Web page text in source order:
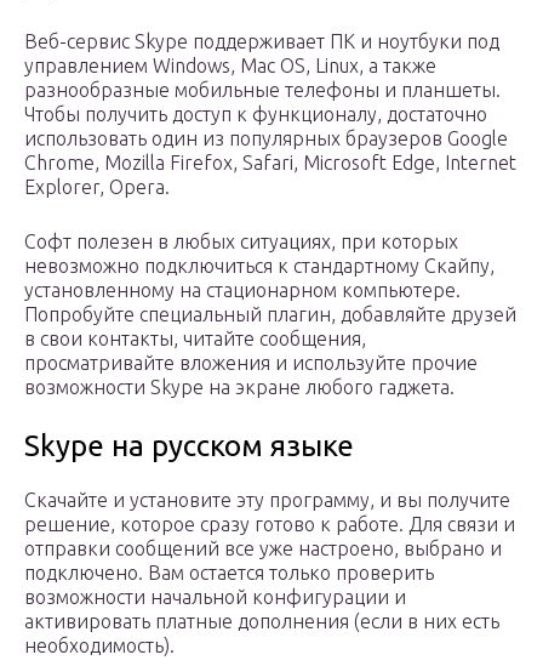
Веб-сервис Skype поддерживает ПК и ноутбуки под
управлением Windows, Mac OS, Linux, а также
разнообразные мобильные телефоны и планшеты.
Чтобы получить доступ к функционалу, достаточно
использовать один из популярных браузеров Google
Chrome, Mozilla Firefox, Safari, Microsoft Edge, Internet
Explorer, Opera.
Софт полезен в любых ситуациях, при которых
невозможно подключиться к стандартному Скайпу,
установленному на стационарном компьютере.
Попробуйте специальный плагин, добавляйте друзей
в свои контакты, читайте сообщения,
просматривайте вложения и используйте прочие
возможности Skype на экране любого гаджета.
Skype на русском языке
Скачайте и установите эту программу, и вы получите
решение, которое сразу готово к работе. Для связи и
отправки сообщений все уже настроено, выбрано и
подключено. Вам остается только проверить
возможности начальной конфигурации и
активировать платные дополнения (если в них есть
необходимость).